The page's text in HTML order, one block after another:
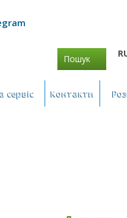
Пошук
сервіс Контакти